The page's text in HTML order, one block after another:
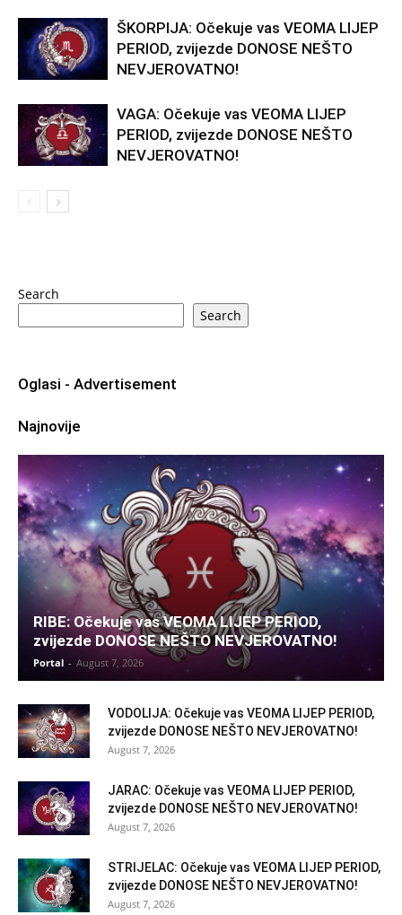
ŠKORPIJA: Očekuje vas VEOMA LIJEP
PERIOD, zvijezde DONOSE NEŠTO
NEVJEROVATNO!
VAGA: Očekuje vas VEOMA LIJEP
PERIOD, zvijezde DONOSE NEŠTO
NEVJEROVATNO!
Search
Search
Oglasi - Advertisement
Najnovije
RIBE: Očekuje vas VEOMA LIJEP PERIOD,
zvijezde DONOSE NEŠTO NEVJEROVATNO!
Portal - August 7, 2026
VODOLIJA: Očekuje vas VEOMA LIJEP PERIOD,
zvijezde DONOSE NEŠTO NEVJEROVATNO!
August 7, 2026
JARAC: Očekuje vas VEOMA LIJEP PERIOD,
zvijezde DONOSE NEŠTO NEVJEROVATNO!
August 7, 2026
STRIJELAC: Očekuje vas VEOMA LIJEP PERIOD,
zvijezde DONOSE NEŠTO NEVJEROVATNO!
August 7, 2026